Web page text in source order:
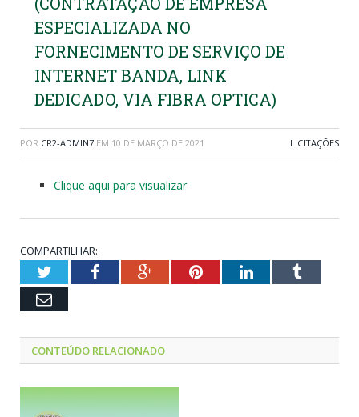
ESPECIALIZADA NO
FORNECIMENTO DE SERVIÇO DE
INTERNET BANDA, LINK
DEDICADO, VIA FIBRA OPTICA)
POR CR2-ADMIN7 EM 10 DE MARÇO DE 2021 LICITAÇÕES
Clique aqui para visualizar
COMPARTILHAR:
TwitterFacebookGoogle+PinterestLinkedInTumblr
Email
CONTEÚDO RELACIONADO